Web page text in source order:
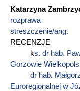
Katarzyna
rozprawa
streszczenie/ang.
RECENZJE
ks. dr hab.
Gorzowie
dr hab.
Euroregionalnej w